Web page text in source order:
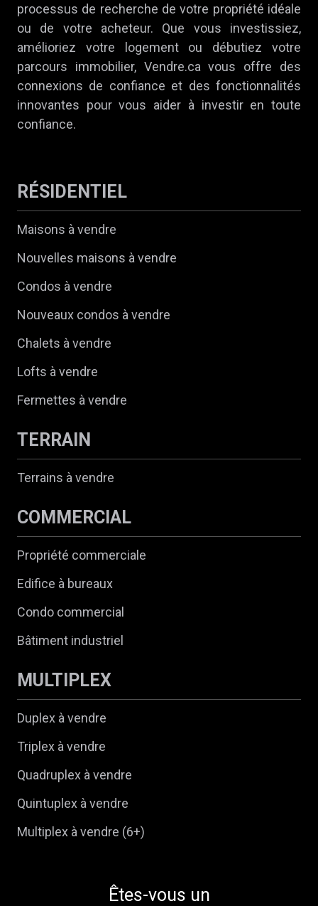
processus de recherche de votre propriété idéale
ou de votre acheteur. Que vous investissiez,
amélioriez votre logement ou débutiez votre
parcours immobilier, Vendre.ca vous offre des
connexions de confiance et des fonctionnalités
innovantes pour vous aider à investir en toute
confiance.
RÉSIDENTIEL
Maisons à vendre
Nouvelles maisons à vendre
Condos à vendre
Nouveaux condos à vendre
Chalets à vendre
Lofts à vendre
Fermettes à vendre
TERRAIN
Terrains à vendre
COMMERCIAL
Propriété commerciale
Edifice à bureaux
Condo commercial
Bâtiment industriel
MULTIPLEX
Duplex à vendre
Triplex à vendre
Quadruplex à vendre
Quintuplex à vendre
Multiplex à vendre (6+)
Êtes-vous un